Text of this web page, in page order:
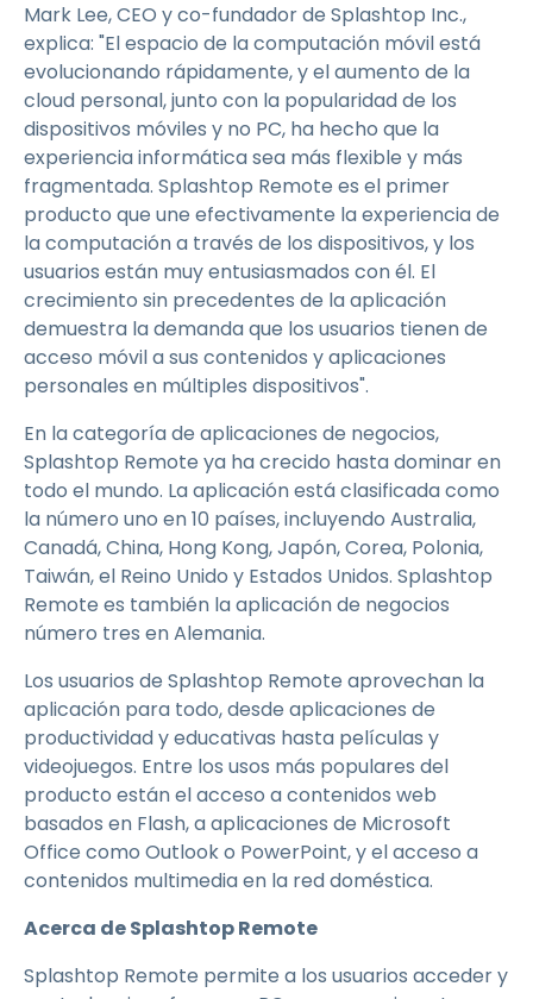
Mark Lee, CEO y co-fundador de Splashtop Inc.,
explica: "El espacio de la computación móvil está
evolucionando rápidamente, y el aumento de la
cloud personal, junto con la popularidad de los
dispositivos móviles y no PC, ha hecho que la
experiencia informática sea más flexible y más
fragmentada. Splashtop Remote es el primer
producto que une efectivamente la experiencia de
la computación a través de los dispositivos, y los
usuarios están muy entusiasmados con él. El
crecimiento sin precedentes de la aplicación
demuestra la demanda que los usuarios tienen de
acceso móvil a sus contenidos y aplicaciones
personales en múltiples dispositivos".
En la categoría de aplicaciones de negocios,
Splashtop Remote ya ha crecido hasta dominar en
todo el mundo. La aplicación está clasificada como
la número uno en 10 países, incluyendo Australia,
Canadá, China, Hong Kong, Japón, Corea, Polonia,
Taiwán, el Reino Unido y Estados Unidos. Splashtop
Remote es también la aplicación de negocios
número tres en Alemania.
Los usuarios de Splashtop Remote aprovechan la
aplicación para todo, desde aplicaciones de
productividad y educativas hasta películas y
videojuegos. Entre los usos más populares del
producto están el acceso a contenidos web
basados en Flash, a aplicaciones de Microsoft
Office como Outlook o PowerPoint, y el acceso a
contenidos multimedia en la red doméstica.
Acerca de Splashtop Remote
Splashtop Remote permite a los usuarios acceder y